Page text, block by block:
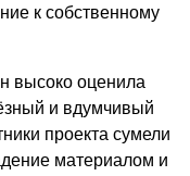
к собственному
высоко оценила
и вдумчивый
проекта сумели
материалом и